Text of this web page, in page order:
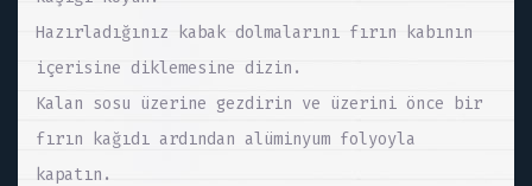
Hazırladığınız kabak dolmalarını fırın kabının
içerisine diklemesine dizin.
Kalan sosu üzerine gezdirin ve üzerini önce bir
fırın kağıdı ardından alüminyum folyoyla
kapatın.